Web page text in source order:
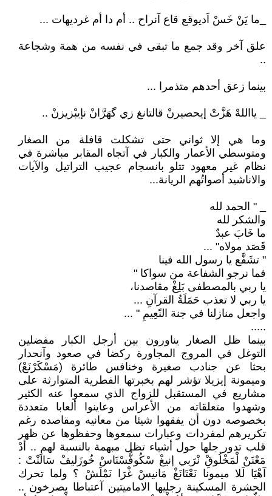
_ما يَنْ خَسْ اَديوقع قاع آنراح .. أم دا أم غرديهات ...
علق آخر وقد جمع ما تبقى في نفسه من همة وشجاعة
..
بينما زعق أحدهم متذمرا ...
_ يااللهْ هَزَّتْ إيحصيرنْ قالتانغ زي گهَرَّانْ نإيبْزيزنْ ..
وما هي إلا ثواني حتى تشكلت قافلة من الصغار
ومتوسطي الأعمار والكبار في آتجاه المقابر مباشرة في
نظام غير معهود تتلو بانسجام عجيب التراتيل والآيات
والاناشيد أصواتُهم الريانة...
_ " الحمد لله
والشكر لله
ما خَابَ عبدٌ
قَصَد مولاه" ...
" تشَفَّع يا رسول الله فينا
فما نرجو الشفاعة من سواكا "
يا ربي بالمصطفى بَلِغْ مقاصدنا،
يا ربي لا تعذب حَمَلَةُ القرآنِ ...
واجعل منازلنا في جنة النًعِيمِ " ...
.....
بينما ظل الصغار يناورون بين أرجل الكبار مفضلين
التوغل في المروج المجاورة ركضا في صعود وآنحدار
بحثا عن جنادب صغيرة وخنافس طائرة (مَسْكَرْنَعْ)
وميمونة إيزيلا تؤشر لهم بخبرتها الفطرية المتوارثة على
مشاريع في المستقبل للزواج الذي سمعوا عنه الكثير
وشهدوا متعلقاته من الأعراس وعاينوا ألعابا متعددة
بخصوصه دون أن يفقهوا شيئا من معانيه ومقاصده رغم
تكريرهم لمفردات وعبارات سمعوها وحفظوها عن ظهر
قلب تدور جلها حول أشياء تظل مبهمة بالنسبة لهم .. أدْ
مَعْنَنْ لْمَخْلُوقِْ نْرَبي إنيغْ سْكُوفُّسْنَاسْ خُوزَليفْ سَالَنْتْ :
آهْيَا لَلا ميمونا نَعْتَانَغْ مَانيسْ غْرَا نَمْلَشْ ؟ ولما تحرك
الحشرة المسكينة رجليها الاماميتين آعتباطا يصرخون ..